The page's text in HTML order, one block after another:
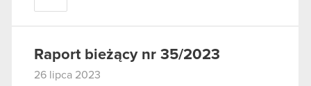
Raport bieżący nr 35/2023
26 lipca 2023